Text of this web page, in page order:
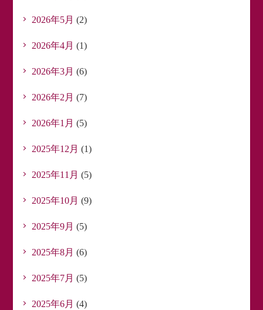
2026年5月 (2)
2026年4月 (1)
2026年3月 (6)
2026年2月 (7)
2026年1月 (5)
2025年12月 (1)
2025年11月 (5)
2025年10月 (9)
2025年9月 (5)
2025年8月 (6)
2025年7月 (5)
2025年6月 (4)